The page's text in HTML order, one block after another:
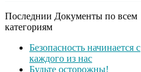
Последнии Документы по всем
категориям
Безопасность начинается с
каждого из нас
Будьте осторожны!